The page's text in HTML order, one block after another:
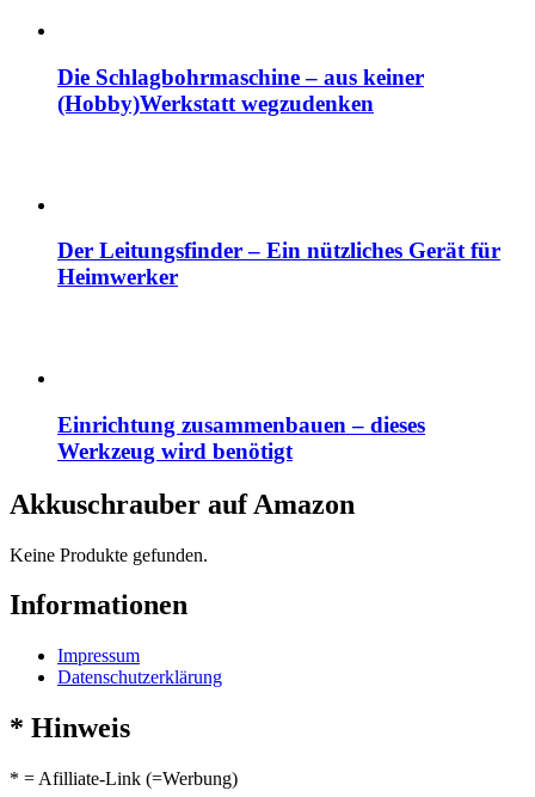
Die Schlagbohrmaschine – aus keiner
(Hobby)Werkstatt wegzudenken
Der Leitungsfinder – Ein nützliches Gerät für
Heimwerker
Einrichtung zusammenbauen – dieses
Werkzeug wird benötigt
Akkuschrauber auf Amazon
Keine Produkte gefunden.
Informationen
Impressum
Datenschutzerklärung
* Hinweis
* = Afilliate-Link (=Werbung)